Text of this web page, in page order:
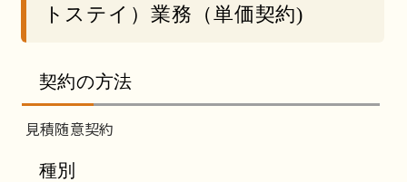
トステイ）業務（単価契約)
契約の方法
見積随意契約
種別